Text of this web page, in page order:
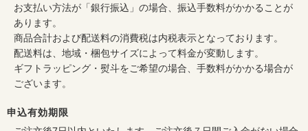
お支払い方法が「銀行振込」の場合、振込手数料がかかることが
あります。
商品合計および配送料の消費税は内税表示となっております。
配送料は、地域・梱包サイズによって料金が変動します。
ギフトラッピング・熨斗をご希望の場合、手数料がかかる場合が
ございます。
申込有効期限